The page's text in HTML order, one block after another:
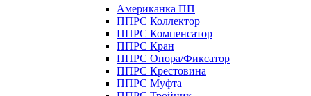
Американка ПП
ППРС Коллектор
ППРС Компенсатор
ППРС Кран
ППРС Опора/Фиксатор
ППРС Крестовина
ППРС Муфта